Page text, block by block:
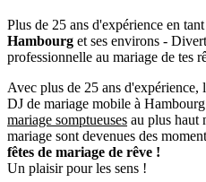
Plus de 25 ans d'expérience en
Hambourg et ses environs -
professionnelle au mariage de tes
Avec plus de 25 ans
DJ de mariage mobile à
mariage somptueuses au plus haut
mariage sont devenues des
fêtes de mariage de rêve !
Un plaisir pour les sens !